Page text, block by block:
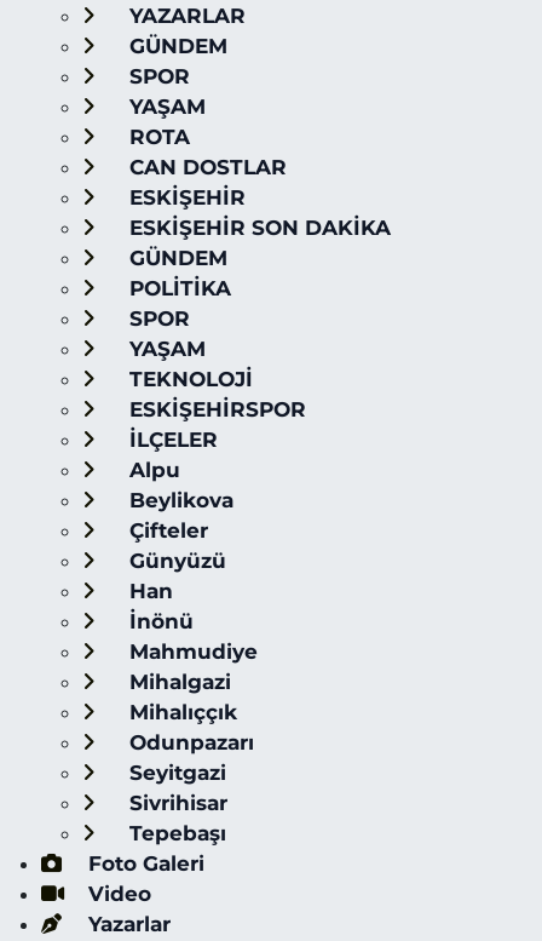
YAZARLAR
GÜNDEM
SPOR
YAŞAM
ROTA
CAN DOSTLAR
ESKİŞEHİR
ESKİŞEHİR SON DAKİKA
GÜNDEM
POLİTİKA
SPOR
YAŞAM
TEKNOLOJİ
ESKİŞEHİRSPOR
İLÇELER
Alpu
Beylikova
Çifteler
Günyüzü
Han
İnönü
Mahmudiye
Mihalgazi
Mihalıççık
Odunpazarı
Seyitgazi
Sivrihisar
Tepebaşı
Foto Galeri
Video
Yazarlar